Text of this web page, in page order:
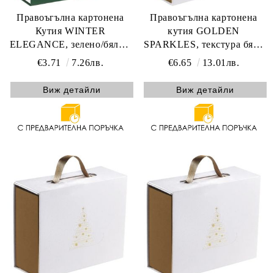
Правоъгълна картонена
Кутия WINTER
ELEGANCE, зелено/бяло с
магнитно затваряне 19.0 x
€3.71 7.26лв.
Виж детайли
Правоъгълна картонена
кутия GOLDEN
SPARKLES, текстура бяло
и златна дръжка с
20.0 x 10.5 cm, CP330P-W
€6.65 13.01лв.
Виж детайли